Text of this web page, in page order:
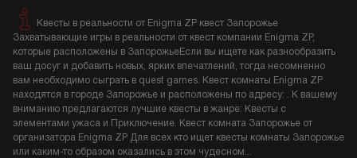
Квесты в реальности от Enigma ZP квест Запорожье
Захватывающие игры в реальности от квест компании Enigma ZP,
которые расположены в ЗапорожьеЕсли вы ищете как разнообразить
ваш досуг и добавить новых, ярких впечатлений, тогда несомненно
вам необходимо сыграть в quest games. Квест комнаты Enigma ZP
находятся в городе Запорожье и расположены по адресу: . К вашему
вниманию предлагаются лучшие квесты в жанре: Квесты с
элементами ужаса и Приключение. Квест комната Запорожье от
организатора Enigma ZP Для всех кто ищет квесты комнаты Запорожье
или каким-то образом оказались в этом чудесном ...